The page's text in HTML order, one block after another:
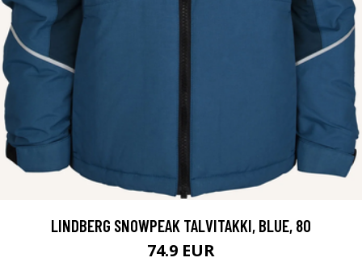
LINDBERG SNOWPEAK TALVITAKKI, BLUE, 80
74.9 EUR